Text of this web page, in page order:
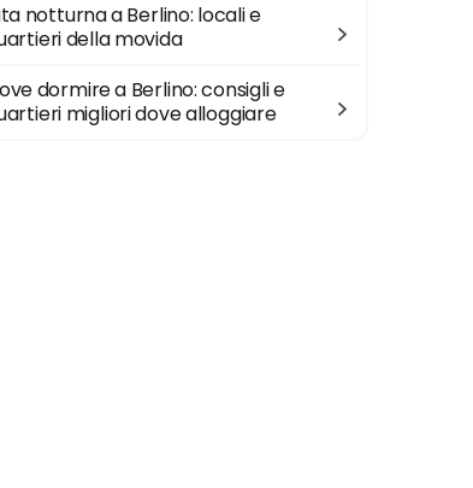
notturna a Berlino: locali e
della movida
dormire a Berlino: consigli e
migliori dove alloggiare